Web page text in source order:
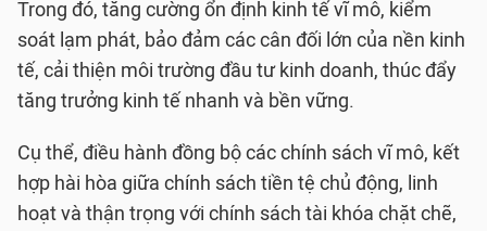
Trong đó, tăng cường ổn định kinh tế vĩ mô, kiểm
soát lạm phát, bảo đảm các cân đối lớn của nền kinh
tế, cải thiện môi trường đầu tư kinh doanh, thúc đẩy
tăng trưởng kinh tế nhanh và bền vững.
Cụ thể, điều hành đồng bộ các chính sách vĩ mô, kết
hợp hài hòa giữa chính sách tiền tệ chủ động, linh
hoạt và thận trọng với chính sách tài khóa chặt chẽ,